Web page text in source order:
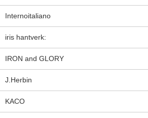
Internoitaliano
iris hantverk:
IRON and GLORY
J.Herbin
KACO